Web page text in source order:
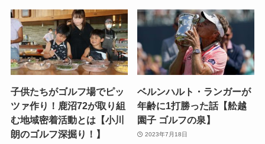
子供たちがゴルフ場でピッ
ツァ作り！鹿沼72が取り組
む地域密着活動とは【小川
朗のゴルフ深掘り！】
ベルンハルト・ランガーが
年齢に1打勝った話【舩越
園子 ゴルフの泉】
2023年7月18日